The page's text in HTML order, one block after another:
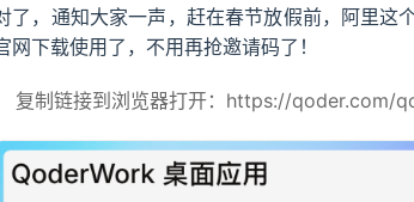
了，通知大家一声，赶在春节放假前，阿里
网下载使用了，不用再抢邀请码了！
复制链接到浏览器打开：https://qoder.com/